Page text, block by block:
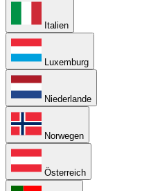
Italien
Luxemburg
Niederlande
Norwegen
Österreich